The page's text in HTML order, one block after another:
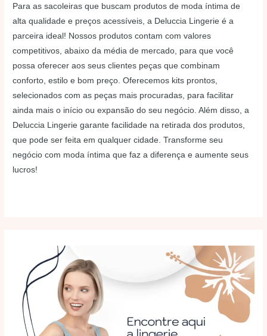
Para as sacoleiras que buscam produtos de moda íntima de
alta qualidade e preços acessíveis, a Deluccia Lingerie é a
parceira ideal! Nossos produtos contam com valores
competitivos, abaixo da média de mercado, para que você
possa oferecer aos seus clientes peças que combinam
conforto, estilo e bom preço. Oferecemos kits prontos,
selecionados com as peças mais procuradas, para facilitar
ainda mais o início ou expansão do seu negócio. Além disso, a
Deluccia Lingerie garante facilidade na retirada dos produtos,
que pode ser feita em qualquer cidade. Transforme seu
negócio com moda íntima que faz a diferença e aumente seus
lucros!